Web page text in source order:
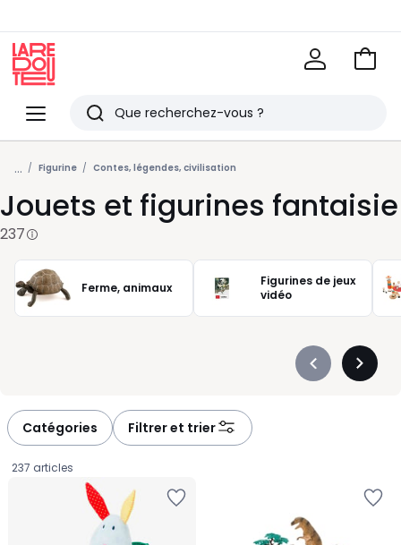
Menu
Redoute
Rechercher
Derniers
articles
vus
Voir
... Figurine Contes, légendes, civilisation
Jouets et figurines fantaisie
237
Ferme, animaux
Figurines de jeux
vidéo
Précédent
Catégories Filtrer et trier
237 articles